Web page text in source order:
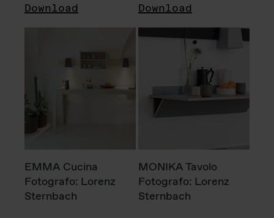
Download Download
EMMA Cucina
Fotografo: Lorenz
Sternbach
MONIKA Tavolo
Fotografo: Lorenz
Sternbach